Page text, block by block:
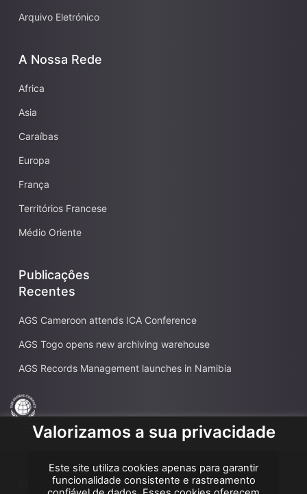
Arquivo Eletrónico
A Nossa Rede
Africa
Asia
Caraíbas
Europa
França
Territórios Francese
Médio Oriente
Publicaçôes
Recentes
AGS Cameroon attends ICA Conference
AGS Togo opens new archiving warehouse
AGS Records Management launches in Namibia
Copyright AGS @2026
Valorizamos a sua privacidade
Este site utiliza cookies apenas para garantir
funcionalidade consistente e rastreamento